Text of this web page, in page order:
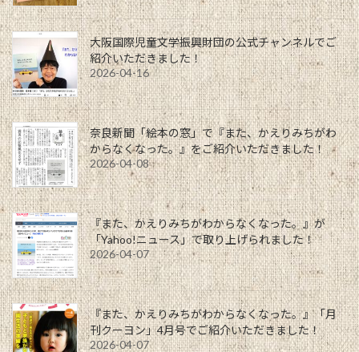
大阪国際児童文学振興財団の公式チャンネルでご
紹介いただきました！
2026-04-16
奈良新聞「絵本の窓」で『また、かえりみちがわ
からなくなった。』をご紹介いただきました！
2026-04-08
『また、かえりみちがわからなくなった。』が
「Yahoo!ニュース」で取り上げられました！
2026-04-07
『また、かえりみちがわからなくなった。』「月
刊クーヨン」4月号でご紹介いただきました！
2026-04-07